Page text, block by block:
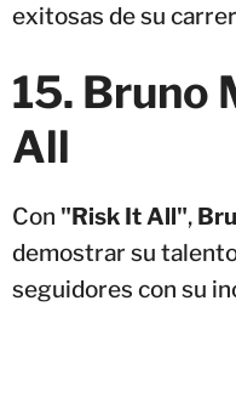
exitosas de su
15. Bruno
All
Con "Risk It All",
demostrar su
seguidores con su